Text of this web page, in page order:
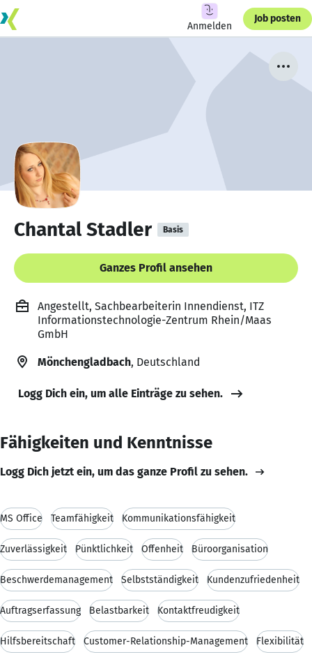
Anmelden
Job posten
Chantal Stadler Basis
Ganzes Profil ansehen
Angestellt, Sachbearbeiterin Innendienst, ITZ
Informationstechnologie-Zentrum Rhein/Maas
GmbH
Mönchengladbach, Deutschland
Logg Dich ein, um alle Einträge zu sehen.
Fähigkeiten und Kenntnisse
Logg Dich jetzt ein, um das ganze Profil zu sehen.
MS Office Teamfähigkeit Kommunikationsfähigkeit
Zuverlässigkeit Pünktlichkeit Offenheit Büroorganisation
Beschwerdemanagement Selbstständigkeit Kundenzufriedenheit
Auftragserfassung Belastbarkeit Kontaktfreudigkeit
Hilfsbereitschaft Customer-Relationship-Management Flexibilität